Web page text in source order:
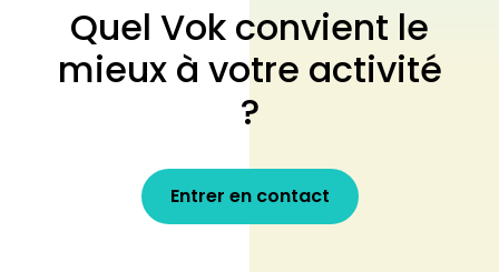
Quel Vok convient le
mieux à votre activité
?
Entrer en contact